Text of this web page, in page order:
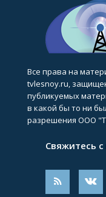
Все права на
tvlesnoy.ru,
публикуемых
в какой бы то ни
разрешения ООО
Свяжитесь